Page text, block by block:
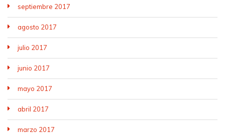
septiembre 2017
agosto 2017
julio 2017
junio 2017
mayo 2017
abril 2017
marzo 2017